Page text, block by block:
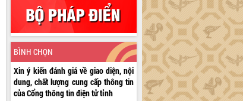
BÌNH CHỌN
Xin ý kiến đánh giá về giao diện, nội
dung, chất lượng cung cấp thông tin
của Cổng thông tin điện tử tỉnh